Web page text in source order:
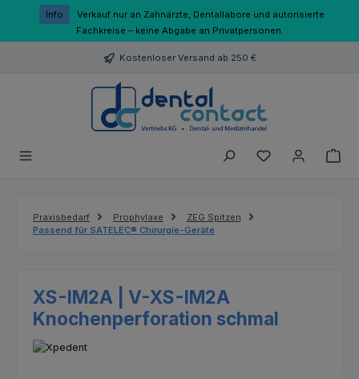
Zum Hauptinhalt springen
Info
Verkauf nur an Zahnärzte, Dentallabore und autorisierte
Fachkreise – keine Abgabe an Privatpersonen.
Kostenloser Versand ab 250 €
Du hast 0
Praxisbedarf Prophylaxe
ZEG Spitzen
Passend für SATELEC® Chirurgie-Geräte
XS-IM2A | V-XS-IM2A
Knochenperforation schmal